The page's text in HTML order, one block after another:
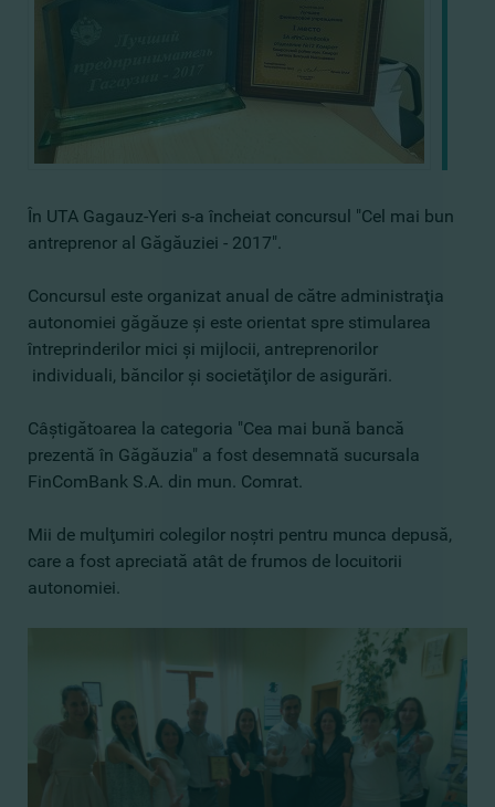
În UTA Gagauz-Yeri s-a încheiat concursul "Cel mai bun
antreprenor al Găgăuziei - 2017".
Concursul este organizat anual de către administraţia
autonomiei găgăuze şi este orientat spre stimularea
întreprinderilor mici şi mijlocii, antreprenorilor
individuali, băncilor şi societăţilor de asigurări.
Câştigătoarea la categoria "Cea mai bună bancă
prezentă în Găgăuzia" a fost desemnată sucursala
FinComBank S.A. din mun. Comrat.
Mii de mulţumiri colegilor noştri pentru munca depusă,
care a fost apreciată atât de frumos de locuitorii
autonomiei.